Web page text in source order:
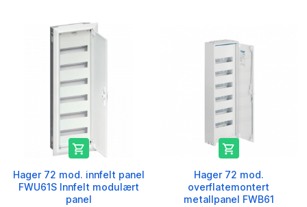

Hager 72 mod. innfelt panel
FWU61S Innfelt modulært
panel

Hager 72 mod.
overflatemontert
metallpanel FWB61